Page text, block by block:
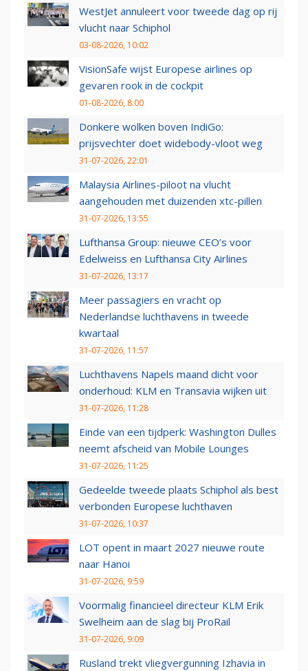
WestJet annuleert voor tweede dag op rij
vlucht naar Schiphol
03-08-2026, 10:02
VisionSafe wijst Europese airlines op
gevaren rook in de cockpit
01-08-2026, 8:00
Donkere wolken boven IndiGo:
prijsvechter doet widebody-vloot weg
31-07-2026, 22:01
Malaysia Airlines-piloot na vlucht
aangehouden met duizenden xtc-pillen
31-07-2026, 13:55
Lufthansa Group: nieuwe CEO’s voor
Edelweiss en Lufthansa City Airlines
31-07-2026, 13:17
Meer passagiers en vracht op
Nederlandse luchthavens in tweede
kwartaal
31-07-2026, 11:57
Luchthavens Napels maand dicht voor
onderhoud: KLM en Transavia wijken uit
31-07-2026, 11:28
Einde van een tijdperk: Washington Dulles
neemt afscheid van Mobile Lounges
31-07-2026, 11:25
Gedeelde tweede plaats Schiphol als best
verbonden Europese luchthaven
31-07-2026, 10:37
LOT opent in maart 2027 nieuwe route
naar Hanoi
31-07-2026, 9:59
Voormalig financieel directeur KLM Erik
Swelheim aan de slag bij ProRail
31-07-2026, 9:09
Rusland trekt vliegvergunning Izhavia in